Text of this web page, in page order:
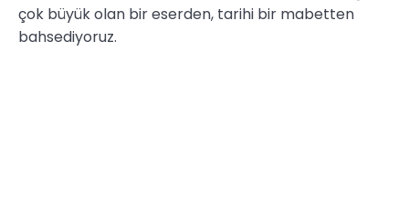
çok büyük olan bir eserden, tarihi bir mabetten
bahsediyoruz.